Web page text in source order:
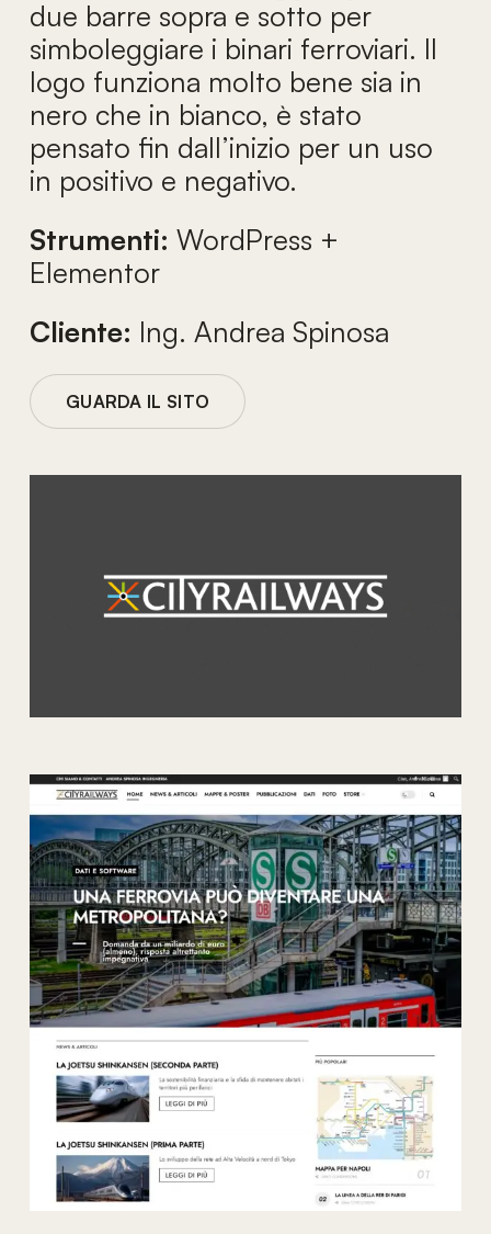
due barre sopra e sotto per
simboleggiare i binari ferroviari. Il
logo funziona molto bene sia in
nero che in bianco, è stato
pensato fin dall’inizio per un uso
in positivo e negativo.
Strumenti: WordPress +
Elementor
Cliente: Ing. Andrea Spinosa
GUARDA IL SITO